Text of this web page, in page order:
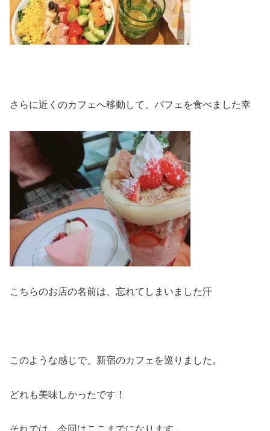
さらに近くのカフェへ移動して、パフェを食べました幸
こちらのお店の名前は、忘れてしまいました汗
このような感じで、新宿のカフェを巡りました。
どれも美味しかったです！
それでは、今回はここまでになります。